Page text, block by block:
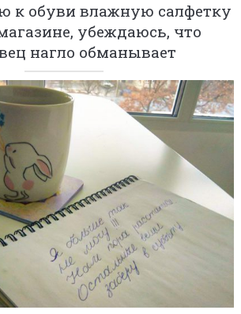
к обуви влажную салфетку
убеждаюсь, что
нагло обманывает